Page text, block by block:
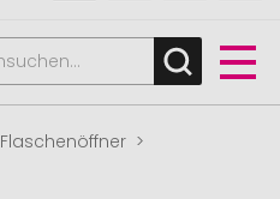
Flaschenöffner